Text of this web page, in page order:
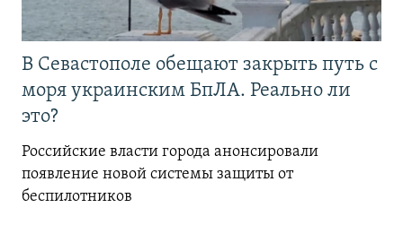
В Севастополе обещают закрыть путь с
моря украинским БпЛА. Реально ли
это?
Российские власти города анонсировали
появление новой системы защиты от
беспилотников